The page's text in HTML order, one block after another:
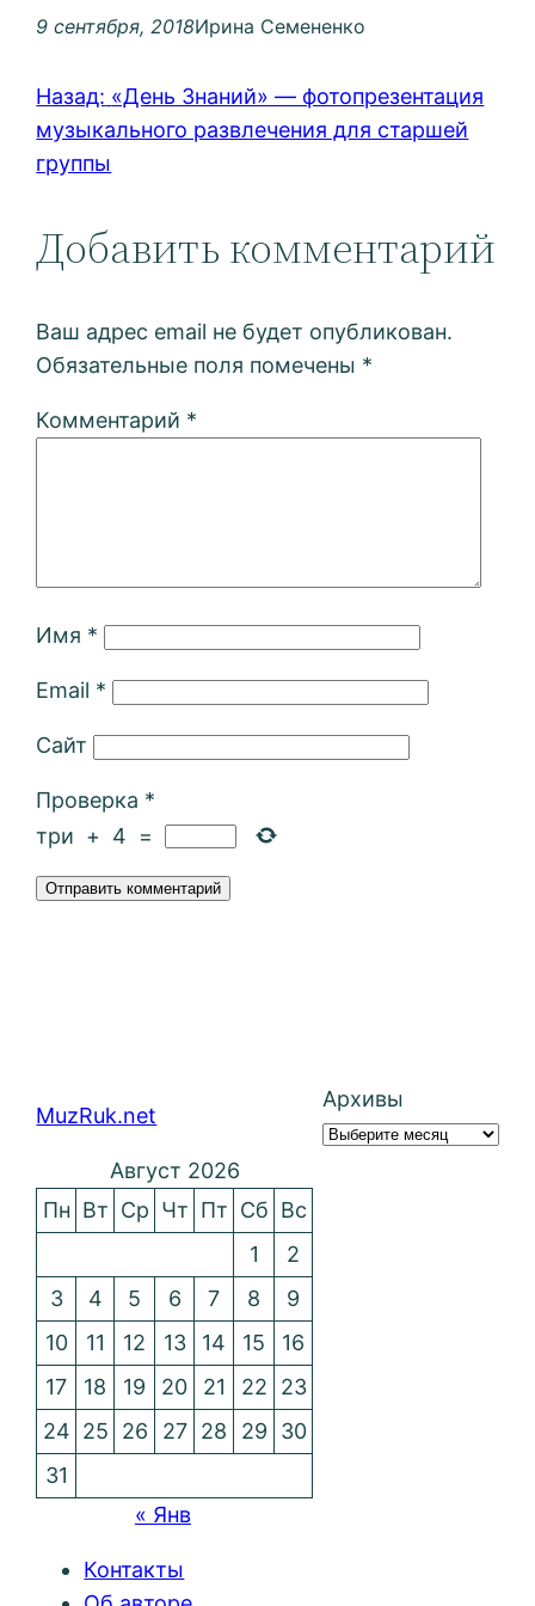
9 сентября, 2018Ирина Семененко
Назад: «День Знаний» — фотопрезентация
музыкального развлечения для старшей
группы
Добавить комментарий
Ваш адрес email не будет опубликован.
Обязательные поля помечены *
Комментарий *
Имя *
Email *
Сайт
Проверка *
три + 4 =
MuzRuk.net
Архивы
Август 2026
Пн Вт Ср Чт Пт Сб Вс
1
2
3
4 5 6 7 8
9
10
11 12 13 14 15
16
17
18 19 20 21 22
23
24 25 26 27 28 29
30
31
« Янв
Контакты